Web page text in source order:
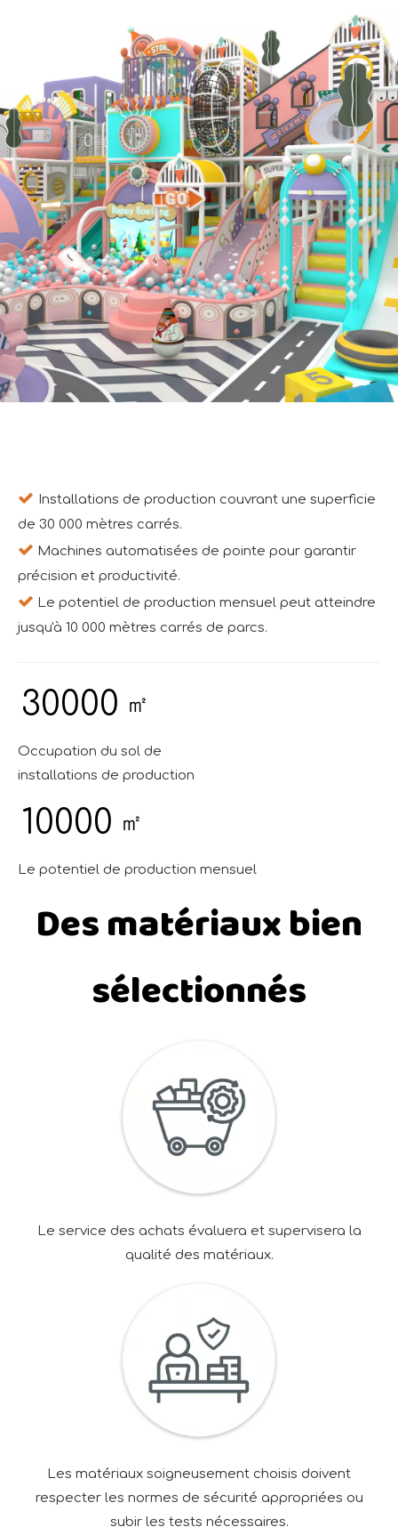
 Installations de production couvrant une superficie
de 30 000 mètres carrés.
 Machines automatisées de pointe pour garantir
précision et productivité.
 Le potentiel de production mensuel peut atteindre
jusqu'à 10 000 mètres carrés de parcs.
30000 ㎡
Occupation du sol de
installations de production
10000 ㎡
Le potentiel de production mensuel
Des matériaux bien
sélectionnés
Le service des achats évaluera et supervisera la
qualité des matériaux.
Les matériaux soigneusement choisis doivent
respecter les normes de sécurité appropriées ou
subir les tests nécessaires.